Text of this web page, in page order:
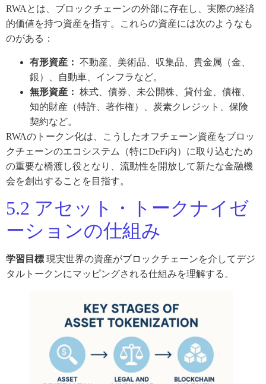
RWAとは、ブロックチェーンの外部に存在し、実際の経済
的価値を持つ資産を指す。これらの資産には次のようなも
のがある：
有形資産： 不動産、美術品、収集品、貴金属（金、
銀）、自動車、インフラなど。
無形資産： 株式、債券、未公開株、貸付金、債権、
知的財産（特許、著作権）、炭素クレジット、保険
契約など。
RWAのトークン化は、こうしたオフチェーン資産をブロッ
クチェーンのエコシステム（特にDeFi内）に取り込むため
の重要な橋渡し役となり、流動性を開放して新たな金融機
会を創出することを目指す。
5.2 アセット・トークナイゼ
ーションの仕組み
学習目標 現実世界の資産がブロックチェーンを介してデジ
タルトークンにマッピングされる仕組みを理解する。